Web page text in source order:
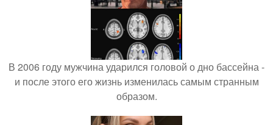
В 2006 году мужчина ударился головой о дно бассейна -
и после этого его жизнь изменилась самым странным
образом.